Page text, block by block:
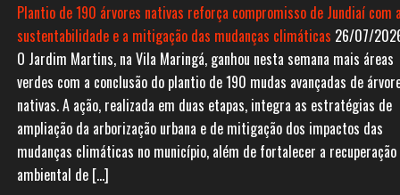
Plantio de 190 árvores nativas reforça compromisso de Jundiaí com
sustentabilidade e a mitigação das mudanças climáticas 26/07/
O Jardim Martins, na Vila Maringá, ganhou nesta semana mais áreas
verdes com a conclusão do plantio de 190 mudas avançadas de
nativas. A ação, realizada em duas etapas, integra as estratégias de
ampliação da arborização urbana e de mitigação dos impactos das
mudanças climáticas no município, além de fortalecer a recuperação
ambiental de […]